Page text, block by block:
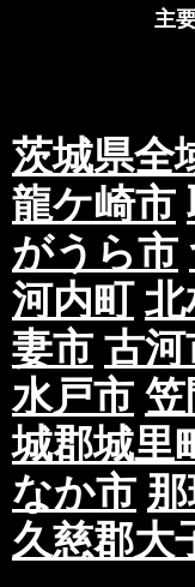
主
茨城県全
龍ケ崎市
がうら市
河内町 北
妻市 古河
水戸市 笠
城郡城里
なか市
久慈郡大